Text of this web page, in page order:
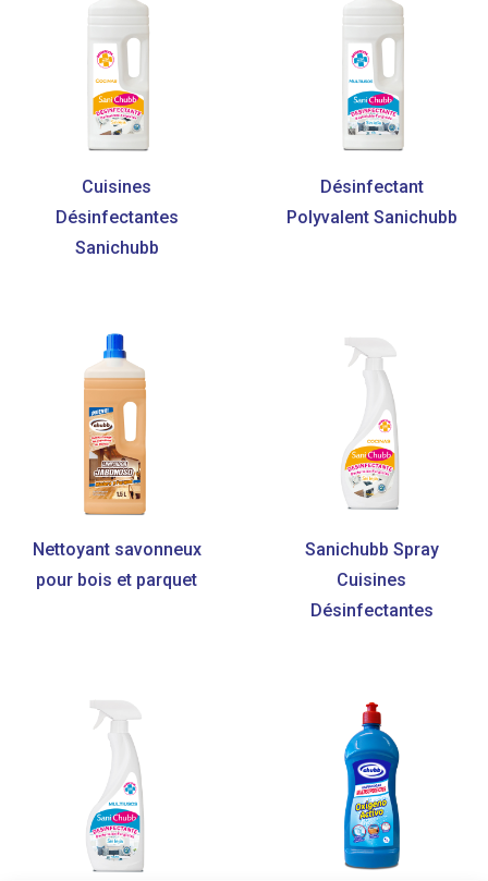
Cuisines
Désinfectantes
Sanichubb
Désinfectant
Polyvalent Sanichubb
Nettoyant savonneux
pour bois et parquet
Sanichubb Spray
Cuisines
Désinfectantes